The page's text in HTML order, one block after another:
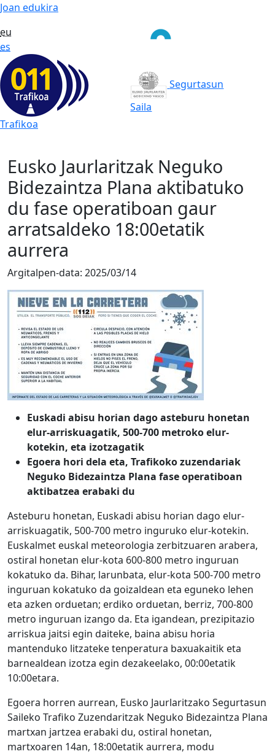
Joan edukira
eu
es
Trafikoa
Segurtasun
Saila
Eusko Jaurlaritzak Neguko
Bidezaintza Plana aktibatuko
du fase operatiboan gaur
arratsaldeko 18:00etatik
aurrera
Argitalpen-data: 2025/03/14
Euskadi abisu horian dago asteburu honetan
elur-arriskuagatik, 500-700 metroko elur-
kotekin, eta izotzagatik
Egoera hori dela eta, Trafikoko zuzendariak
Neguko Bidezaintza Plana fase operatiboan
aktibatzea erabaki du
Asteburu honetan, Euskadi abisu horian dago elur-
arriskuagatik, 500-700 metro inguruko elur-kotekin.
Euskalmet euskal meteorologia zerbitzuaren arabera,
ostiral honetan elur-kota 600-800 metro inguruan
kokatuko da. Bihar, larunbata, elur-kota 500-700 metro
inguruan kokatuko da goizaldean eta eguneko lehen
eta azken orduetan; erdiko orduetan, berriz, 700-800
metro inguruan izango da. Eta igandean, prezipitazio
arriskua jaitsi egin daiteke, baina abisu horia
mantenduko litzateke tenperatura baxuakaitik eta
barnealdean izotza egin dezakeelako, 00:00etatik
10:00etara.
Egoera horren aurrean, Eusko Jaurlaritzako Segurtasun
Saileko Trafiko Zuzendaritzak Neguko Bidezaintza Plana
martxan jartzea erabaki du, ostiral honetan,
martxoaren 14an, 18:00etatik aurrera, modu